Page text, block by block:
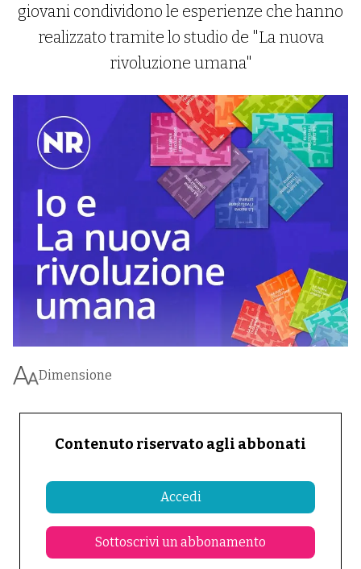
giovani condividono le esperienze che hanno
realizzato tramite lo studio de "La nuova
rivoluzione umana"
Dimensione
Contenuto riservato agli abbonati
Accedi
Sottoscrivi un abbonamento